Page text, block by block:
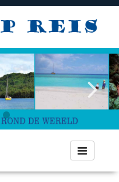
Toggle
navigation